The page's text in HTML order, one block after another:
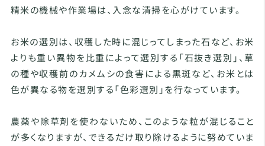
精米の機械や作業場は、入念な清掃を心がけています。
お米の選別は、収穫した時に混じってしまった石など、お米
よりも重い異物を比重によって選別する「石抜き選別」、草
の種や収穫前のカメムシの食害による黒斑など、お米とは
色が異なる物を選別する「色彩選別」を行なっています。
農薬や除草剤を使わないため、このような粒が混じること
が多くなりますが、できるだけ取り除けるように努めていま